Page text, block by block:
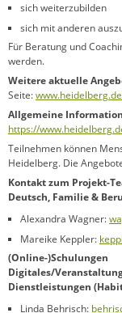
sich weiterzubilden
sich mit anderen
Für Beratung und
werden.
Weitere aktuelle
Seite:
Allgemeine
https://
Teilnehmen können
Heidelberg. Die
Kontakt zum Projekt-
Deutsch, Familie &
Alexandra Wagner:
Mareike Keppler:
(Online-)Schulungen
Digitales/
Dienstleistungen
Linda Behrisch: